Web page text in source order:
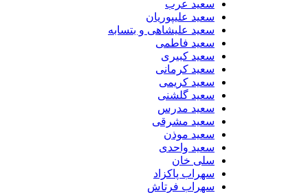
سعید عرب
سعید علیپوریان
سعید علیشاهی و بتسابه
سعید فاطمی
سعید کبیری
سعید کرمانی
سعید کریمی
سعید گلشنی
سعید مدرس
سعید مشرقی
سعید موذن
سعید واحدی
سلی خان
سهراب پاکزاد
سهراب فرتاش